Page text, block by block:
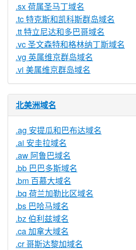
.sx 荷属圣马丁域名
.tc 特克斯和凯科斯群岛域名
.tt 特立尼达和多巴哥域名
.vc 圣文森特和格林纳丁斯域名
.vg 英属维京群岛域名
.vi 美属维京群岛域名
北美洲域名
.ag 安提瓜和巴布达域名
.ai 安圭拉域名
.aw 阿鲁巴域名
.bb 巴巴多斯域名
.bm 百慕大域名
.bq 荷兰加勒比区域名
.bs 巴哈马域名
.bz 伯利兹域名
.ca 加拿大域名
.cr 哥斯达黎加域名